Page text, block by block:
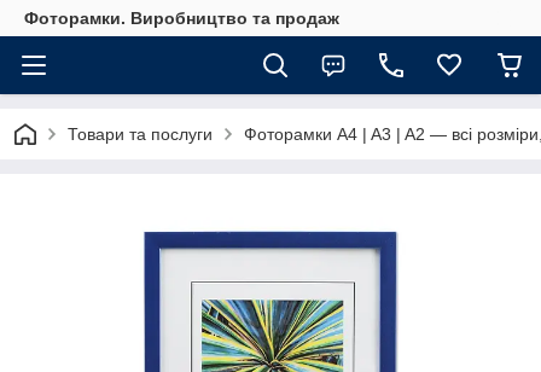
Фоторамки. Виробництво та продаж
Товари та послуги Фоторамки A4 | A3 | A2 — всі